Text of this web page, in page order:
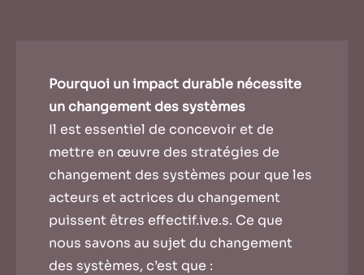
Pourquoi un impact durable nécessite
un changement des systèmes
Il est essentiel de concevoir et de
mettre en œuvre des stratégies de
changement des systèmes pour que les
acteurs et actrices du changement
puissent êtres effectif.ive.s. Ce que
nous savons au sujet du changement
des systèmes, c’est que :